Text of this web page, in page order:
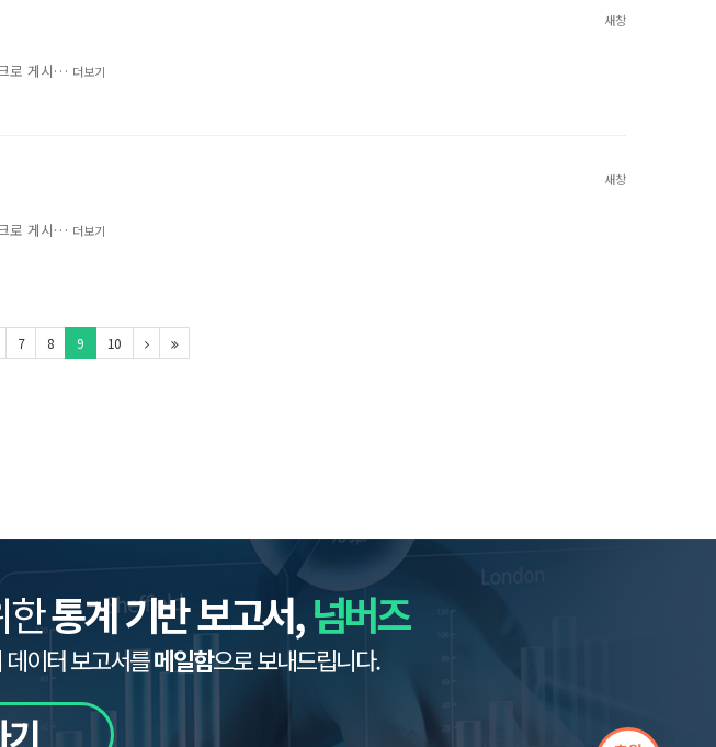
새창
로 게시… 더보기
새창
로 게시… 더보기
7 8 9 10
한통계 기반 보고서,넘버즈
데이터 보고서를메일함으로 보내드립니다.